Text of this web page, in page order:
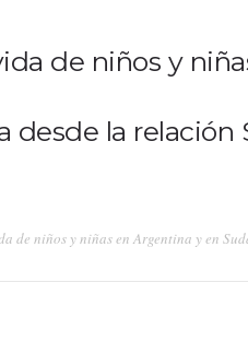
de niños y
desde la relación
de niños y niñas en Argentina y en